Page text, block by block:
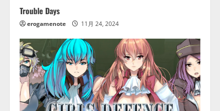
Trouble Days
erogamenote 11月 24, 2024